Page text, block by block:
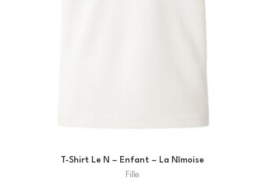
T-Shirt Le N – Enfant – La Nîmoise
Fille